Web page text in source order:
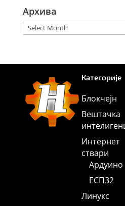
Архива
Архива
Категорије
Блокчејн
Вештачка
Интернет
ствари
Ардуино
ЕСП32
Линукс